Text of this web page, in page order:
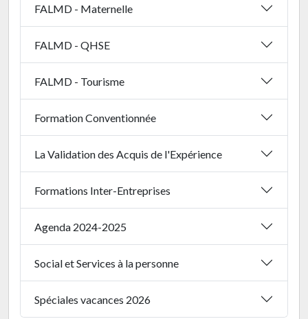
FALMD - Maternelle
FALMD - QHSE
FALMD - Tourisme
Formation Conventionnée
La Validation des Acquis de l'Expérience
Formations Inter-Entreprises
Agenda 2024-2025
Social et Services à la personne
Spéciales vacances 2026